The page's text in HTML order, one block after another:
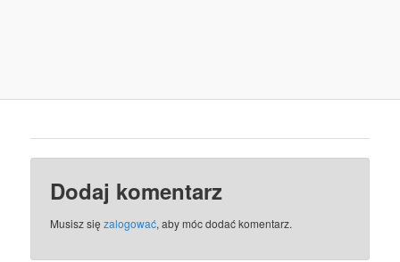
Dodaj komentarz
Musisz sięzalogować, aby móc dodać komentarz.